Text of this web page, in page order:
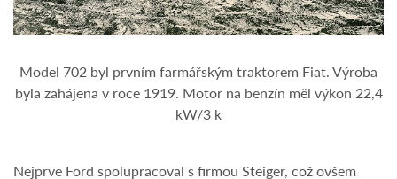
Model 702 byl prvním farmářským traktorem Fiat. Výroba
byla zahájena v roce 1919. Motor na benzín měl výkon 22,4
kW/3 k
Nejprve Ford spolupracoval s firmou Steiger, což ovšem